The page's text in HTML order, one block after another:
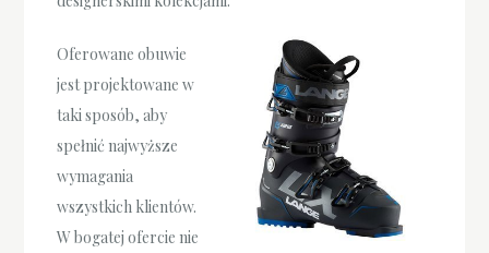
Oferowane obuwie
jest projektowane w
taki sposób, aby
spełnić najwyższe
wymagania
wszystkich klientów.
W bogatej ofercie nie